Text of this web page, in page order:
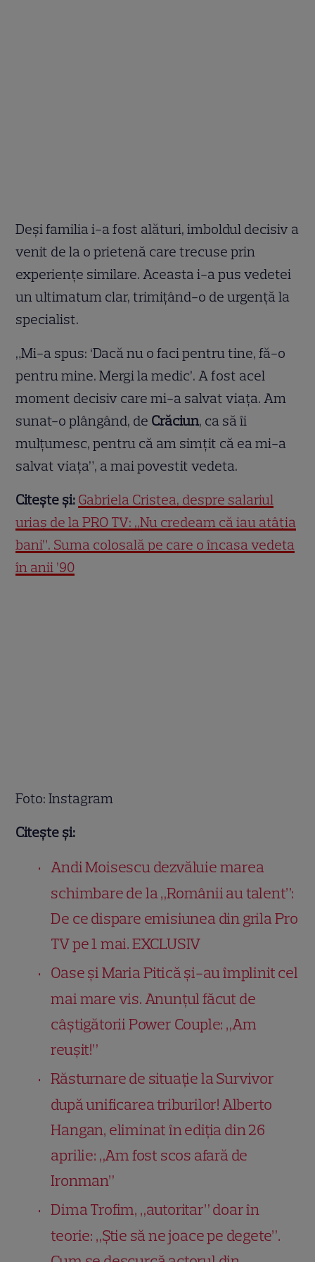
Deși familia i-a fost alături, imboldul decisiv a
venit de la o prietenă care trecuse prin
experiențe similare. Aceasta i-a pus vedetei
un ultimatum clar, trimițând-o de urgență la
specialist.
„Mi-a spus: ‘Dacă nu o faci pentru tine, fă-o
pentru mine. Mergi la medic’. A fost acel
moment decisiv care mi-a salvat viața. Am
sunat-o plângând, de Crăciun, ca să îi
mulțumesc, pentru că am simțit că ea mi-a
salvat viața”, a mai povestit vedeta.
Citește și: Gabriela Cristea, despre salariul
uriaș de la PRO TV: „Nu credeam că iau atâția
bani”. Suma colosală pe care o încasa vedeta
în anii ’90
Foto: Instagram
Citește și:
Andi Moisescu dezvăluie marea
schimbare de la „Românii au talent”:
De ce dispare emisiunea din grila Pro
TV pe 1 mai. EXCLUSIV
Oase și Maria Pitică și-au împlinit cel
mai mare vis. Anunțul făcut de
câștigătorii Power Couple: „Am
reușit!”
Răsturnare de situație la Survivor
după unificarea triburilor! Alberto
Hangan, eliminat în ediția din 26
aprilie: „Am fost scos afară de
Ironman”
Dima Trofim, „autoritar” doar în
teorie: „Știe să ne joace pe degete”.